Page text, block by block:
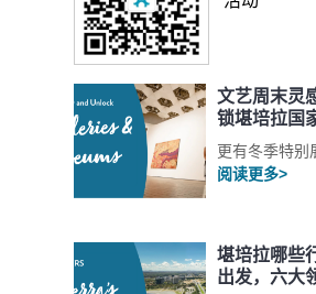
文艺周末灵
锁堪培拉国
更有冬季特
阅读更多>
堪培拉哪些
出发，六大